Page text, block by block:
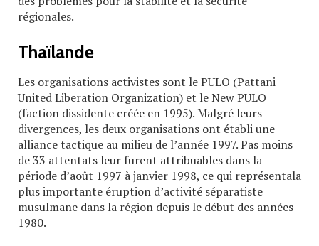
régionales.
Thaïlande
Les organisations activistes sont le PULO (Pattani
United Liberation Organization) et le New PULO
(faction dissidente créée en 1995). Malgré leurs
divergences, les deux organisations ont établi une
alliance tactique au milieu de l’année 1997. Pas moins
de 33 attentats leur furent attribuables dans la
période d’août 1997 à janvier 1998, ce qui représentala
plus importante éruption d’activité séparatiste
musulmane dans la région depuis le début des années
1980.